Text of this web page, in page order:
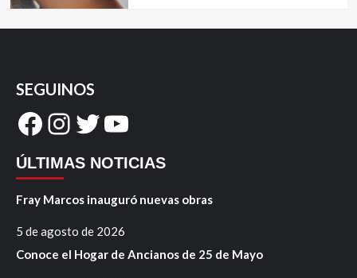
SEGUINOS
Facebook
Instagram
Twitter
YouTube
ÚLTIMAS NOTICIAS
Fray Marcos inauguró nuevas obras
5 de agosto de 2026
Conoce el Hogar de Ancianos de 25 de Mayo